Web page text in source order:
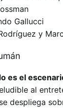
Gallucci
y
es el
al
despliega